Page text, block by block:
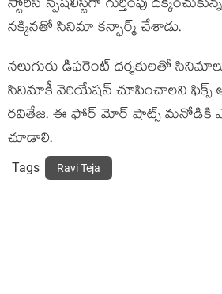
స్టోరీస్ స్పెషలిస్ట్‌గా గుర్తింపు
నక్కినతో సినిమా కన్ఫార్మ్ చేశాడు.
నలుగురు డిఫరెంట్ దర్శకులతో
సినిమాకీ వెరియేషన్ చూపించాలని ఫిక్స్
రవితేజ. ఈ ఫోర్ మోర్ షాట్స్ మనోడికి
చూడాలి.
Tags Ravi Teja